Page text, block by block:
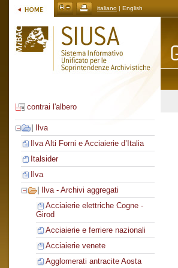
italiano | English
contrai l'albero
Ilva
Ilva Alti Forni e Acciaierie d’Italia
Italsider
Ilva
Ilva - Archivi aggregati
Acciaierie elettriche Cogne -
Girod
Acciaierie e ferriere nazionali
Acciaierie venete
Agglomerati antracite Aosta